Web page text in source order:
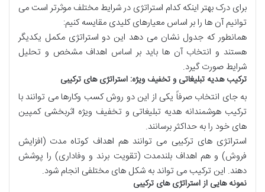
برای درک بهتر اینکه کدام استراتژی در شرایط مختلف موثرتر است می
توانیم آن ها را بر اساس معیارهای کلیدی مقایسه کنیم:
همانطور که جدول نشان می دهد این دو استراتژی مکمل یکدیگر
هستند و انتخاب آن ها باید بر اساس اهداف مشخص و تحلیل
شرایط صورت گیرد.
ترکیب هدیه تبلیغاتی وتخفیف ویژه: استراتژی های ترکیبی
به جای انتخاب صرفاً یکی از این دو روش کسب وکارها می توانند با
ترکیب هوشمندانه هدیه تبلیغاتی و تخفیف ویژه اثربخشی کمپین
های خود را به حداکثر برسانند.
استراتژی های ترکیبی می توانند هم اهداف کوتاه مدت (افزایش
فروش) و هم اهداف بلندمدت (تقویت برند و وفاداری) را پوشش
دهند. این ترکیب می تواند به شکل های مختلفی انجام شود.
نمونه هایی ازاستراتژی های ترکیبی